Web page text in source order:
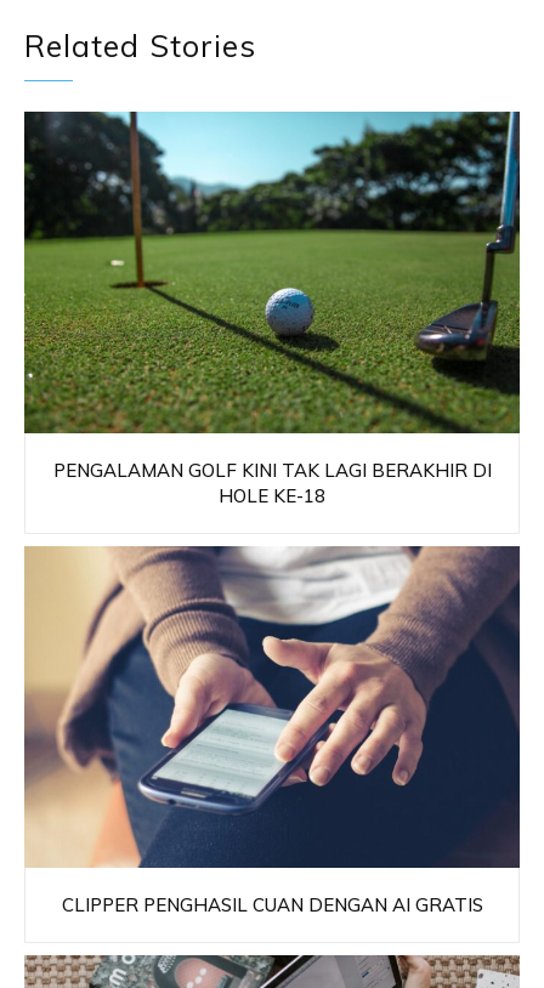
Related Stories
PENGALAMAN GOLF KINI TAK LAGI BERAKHIR DI
HOLE KE-18
CLIPPER PENGHASIL CUAN DENGAN AI GRATIS